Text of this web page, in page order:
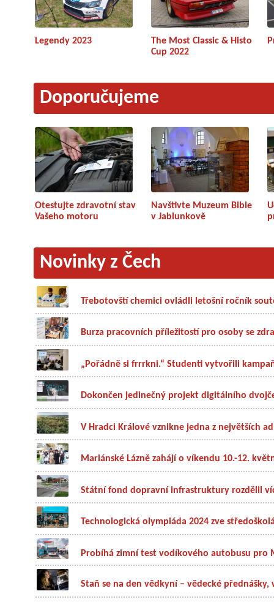
Legendy 2023
The Most Classic & Histo
Cup 2022
Doporučujeme
Otestujte zdravotní stav
Vašeho motoru
Navštivte Muzeum Bible
v Jablunkově
Novinky z Čech
Třebotovští chemici ovládli letošní ročník
Burza pracovních příležitostí pro osoby se
„Pořádně si frrrkni.“ Studenti vytvořili
Dokončen jedinečný projekt digitálního
V Hradci Králové vznikne jedna z největších
Mariánské Lázně zahájí o víkendu 10.-12.
Státní fond dopravní infrastruktury rozdělil
Technologická olympiáda 2024 zve
Probíhá zimní test vodíkového autobusu pro
Staň se na den vědkyní – vědecké